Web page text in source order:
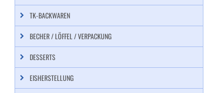
TK-BACKWAREN
BECHER / LÖFFEL / VERPACKUNG
DESSERTS
EISHERSTELLUNG